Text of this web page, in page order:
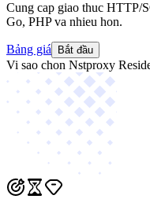
Cung cap giao thuc HTTP/
Go, PHP va nhieu hon.
Bảng giá Bắt đầu
Vi sao chon Nstproxy